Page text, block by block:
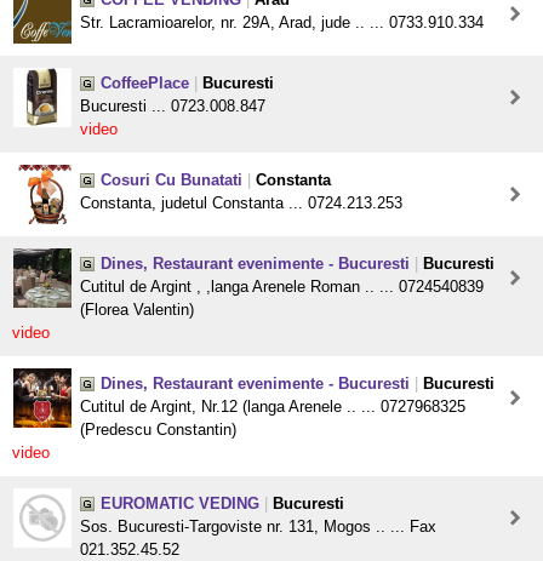
Str. Lacramioarelor, nr. 29A, Arad, jude .. ... 0733.910.334
CoffeePlace
Bucuresti
Bucuresti ... 0723.008.847
video
Cosuri Cu Bunatati
Constanta
Constanta, judetul Constanta ... 0724.213.253
Dines, Restaurant evenimente - Bucuresti
Bucuresti
Cutitul de Argint , ,langa Arenele Roman .. ... 0724540839
(Florea Valentin)
video
Dines, Restaurant evenimente - Bucuresti
Bucuresti
Cutitul de Argint, Nr.12 (langa Arenele .. ... 0727968325
(Predescu Constantin)
video
EUROMATIC VEDING
Bucuresti
Sos. Bucuresti-Targoviste nr. 131, Mogos .. ... Fax
021.352.45.52